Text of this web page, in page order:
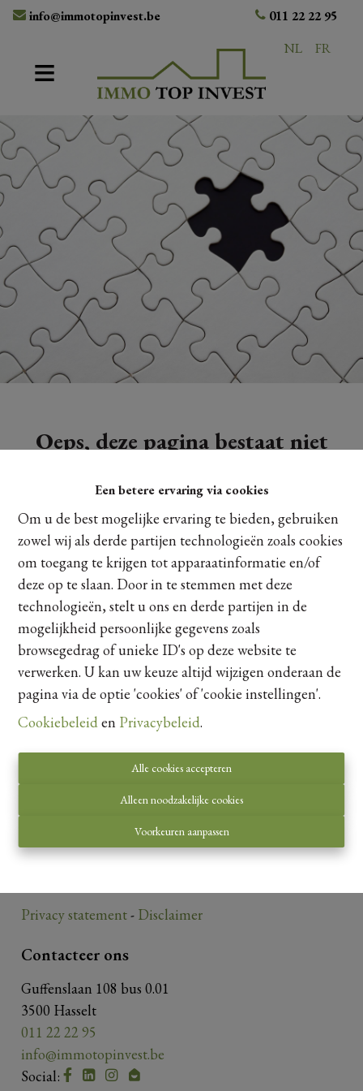
Een betere ervaring via cookies
Om u de best mogelijke ervaring te bieden, gebruiken
zowel wij als derde partijen technologieën zoals cookies
om toegang te krijgen tot apparaatinformatie en/of
deze op te slaan. Door in te stemmen met deze
technologieën, stelt u ons en derde partijen in de
mogelijkheid persoonlijke gegevens zoals
browsegedrag of unieke ID's op deze website te
verwerken. U kan uw keuze altijd wijzigen onderaan de
pagina via de optie 'cookies' of 'cookie instellingen'.
Cookiebeleiden Privacybeleid.
Alle cookies accepteren
Alleen noodzakelijke cookies
Voorkeuren aanpassen
info@immotopinvest.be
011 22 22 95
NL
FR
Oeps, deze pagina bestaat niet
Te koop Te huur
Toezichthoudende autoriteit:
Luxemburgstraat 16 B te 1000 Brussel.
Privacy statement- Disclaimer
Contacteer ons
Guffenslaan 108 bus 0.01
3500 Hasselt
011 22 22 95
info@immotopinvest.be
Social: